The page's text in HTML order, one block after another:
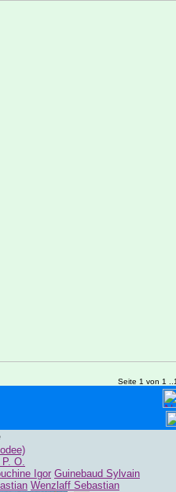
Seite 1 von 1
P. O.
Igor Guinebaud Sylvain
Wenzlaff Sebastian